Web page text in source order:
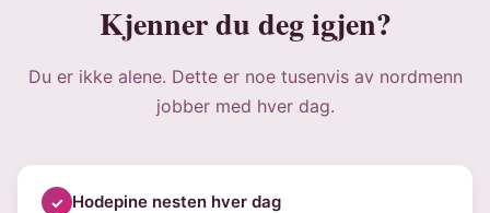
Kjenner du deg igjen?
Du er ikke alene. Dette er noe tusenvis av nordmenn
jobber med hver dag.
Hodepine nesten hver dag